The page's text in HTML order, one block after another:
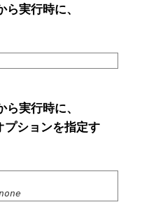
実行時に、
実行時に、
ションを指定す